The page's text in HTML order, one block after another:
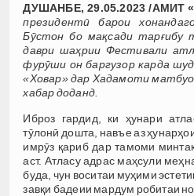
ДУШАНБЕ, 29.05.2023 /АМИТ
президентӣ барои
Бӯстон бо мақсади тарғибу
даври шаҳрии Фестивали
фурӯши он баргузор карда
«Ховар» дар Хадамоти
хабар доданд.
Иброз гардид, ки ҳунари
тӯлонӣ дошта, навъе аз
имрӯз қариб дар тамоми
аст. Атласу адрас маҳсули
буда, чун воситаи муҳими
завқи бадеии мардум робитаи